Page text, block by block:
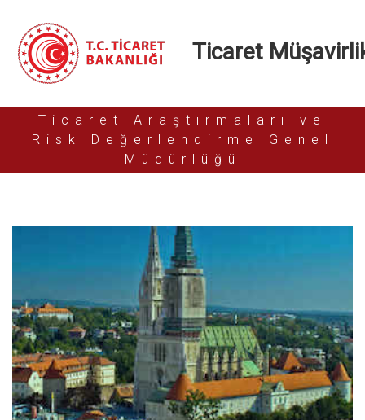
Ticaret
Ticaret Araştırmaları ve
Risk Değerlendirme Genel
Müdürlüğü